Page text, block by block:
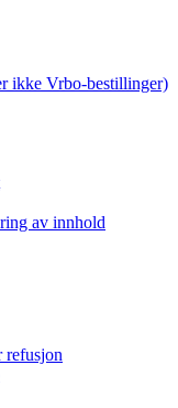
ikke Vrbo-bestillinger)
av innhold
refusjon